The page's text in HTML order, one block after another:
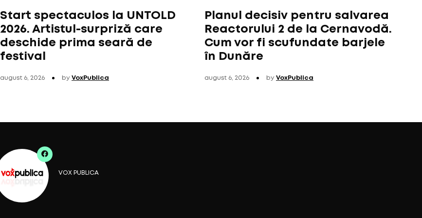
Start spectaculos la UNTOLD
2026. Artistul-surpriză care
deschide prima seară de
festival
august 6, 2026 by VoxPublica
Planul decisiv pentru salvarea
Reactorului 2 de la Cernavodă.
Cum vor fi scufundate barjele
în Dunăre
august 6, 2026 by VoxPublica
VOX PUBLICA